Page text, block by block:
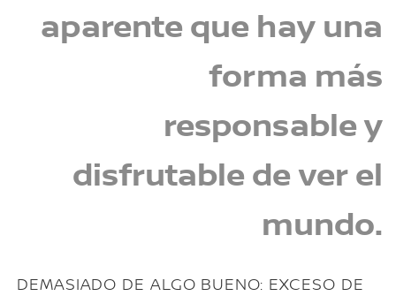
aparente que hay una
forma más
responsable y
disfrutable de ver el
mundo.
DEMASIADO DE ALGO BUENO: EXCESO DE